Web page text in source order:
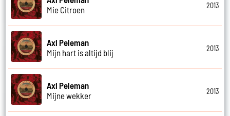
Mie Citroen
2013
Axl Peleman
Mijn hart is altijd blij
2013
Axl Peleman
Mijne wekker
2013